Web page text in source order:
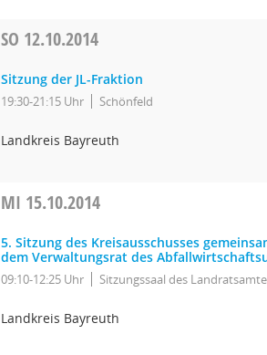
SO 12.10.2014
Sitzung der JL-Fraktion
19:30-21:15 Uhr Schönfeld
Landkreis Bayreuth
MI 15.10.2014
5. Sitzung des Kreisausschusses
dem Verwaltungsrat des
09:10-12:25 Uhr Sitzungssaal des
Landkreis Bayreuth